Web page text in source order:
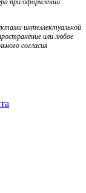
интеллектуальной
или любое
согласия